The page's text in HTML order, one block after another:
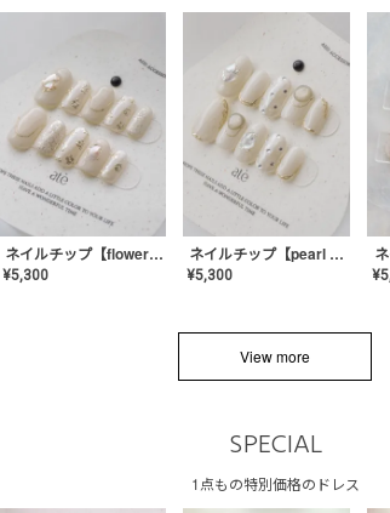
ネイルチップ【flower shell】AE-CONA-03
¥5,300
ネイルチップ【pearl bijou】AE-CONA-02
¥5,300 ¥
View more
SPECIAL
1点もの特別価格のドレス